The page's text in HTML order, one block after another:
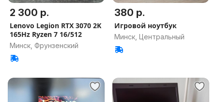
2 300 р.
Lenovo Legion RTX 3070 2K
165Hz Ryzen 7 16/512
Минск, Фрунзенский
380 р.
Игровой ноутбук
Минск, Центральный